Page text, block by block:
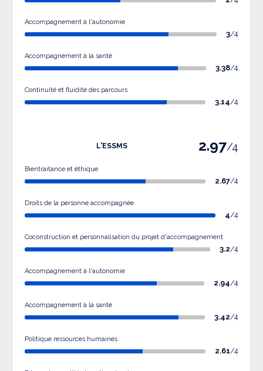
Accompagnement à l'autonomie
3/4
Accompagnement à la santé
3.38/4
Continuité et fluidité des parcours
3.14/4
L'ESSMS 2.97/4
Bientraitance et éthique
2.67/4
Droits de la personne accompagnée
4/4
Coconstruction et personnalisation du projet d'accompagnement
3.2/4
Accompagnement à l'autonomie
2.94/4
Accompagnement à la santé
3.42/4
Politique ressources humaines
2.61/4